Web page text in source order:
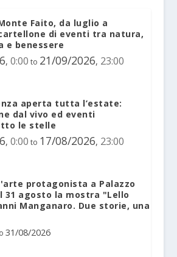
Faito, da luglio a
di eventi tra natura,
e benessere
, 0:00 to 21/09/2026, 23:00
aperta tutta l’estate:
dal vivo ed eventi
le stelle
, 0:00 to 17/08/2026, 23:00
protagonista a Palazzo
31 agosto la mostra "Lello
Manganaro. Due storie, una
31/08/2026